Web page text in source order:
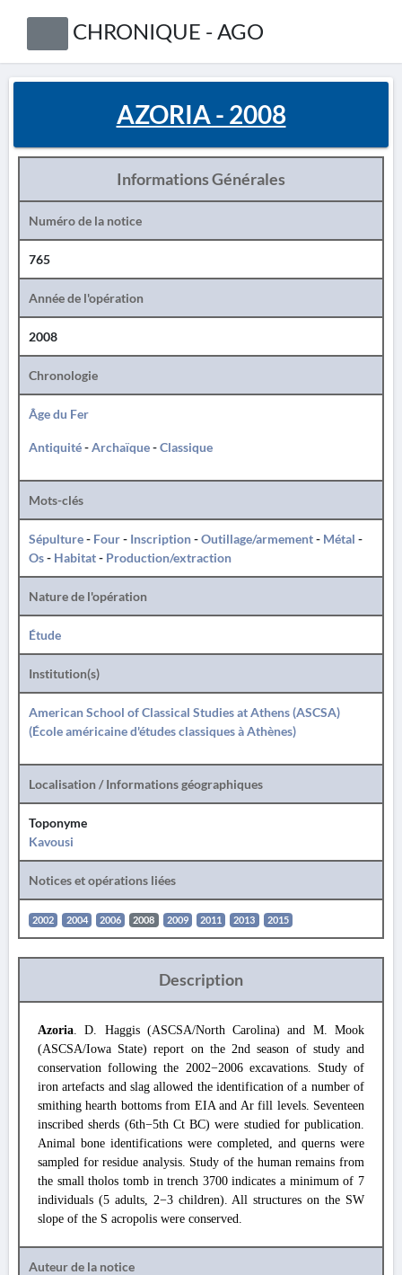
CHRONIQUE - AGO
AZORIA - 2008
Informations Générales
Numéro de la notice
765
Année de l'opération
2008
Chronologie
Âge du Fer
Antiquité-Archaïque-Classique
Mots-clés
Sépulture- Four- Inscription-Outillage/armement- Métal -
Os- Habitat- Production/extraction
Nature de l'opération
Étude
Institution(s)
American School of Classical Studies at Athens (ASCSA)
(École américaine d'études classiques à Athènes)
Localisation / Informations géographiques
Toponyme
Kavousi
Notices et opérations liées
2002 2004 2006 2008 2009 2011 2013 2015
Description
Azoria. D. Haggis (ASCSA/North Carolina) and M. Mook
(ASCSA/Iowa State) report on the 2nd season of study and
conservation following the 2002−2006 excavations. Study of
iron artefacts and slag allowed the identification of a number of
smithing hearth bottoms from EIA and Ar fill levels. Seventeen
inscribed sherds (6th−5th Ct BC) were studied for publication.
Animal bone identifications were completed, and querns were
sampled for residue analysis. Study of the human remains from
the small tholos tomb in trench 3700 indicates a minimum of 7
individuals (5 adults, 2−3 children). All structures on the SW
slope of the S acropolis were conserved.
Auteur de la notice